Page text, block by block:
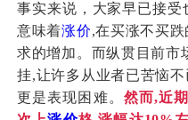
事实来说，大家早已接
意味着涨价,在买涨不买
求的增加。而纵贯目前市
挂,让许多从业者已苦恼
更是表现困难。 然而,近